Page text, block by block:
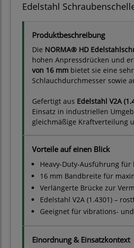
Edelstahl
Produktbeschreibung
Die NORMA® HD
hohen Anpressdrücken und
von 16 mm bietet sie eine
Schlauchdurchmesser sowie
Gefertigt aus Edelstahl V2A
Einsatz in industriellen
gleichmäßige Kraftverteilung
Vorteile auf einen Blick
Heavy-Duty-Ausführung für
16 mm Bandbreite für
Verlängerte Brücke zur
Edelstahl V2A (1.4301) –
Geeignet für vibrations-
Einordnung & Einsatzkontext